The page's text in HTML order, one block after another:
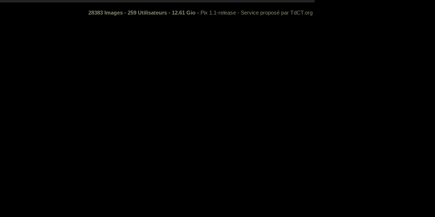
28383 Images - 259 Utilisateurs - 12.61 Gio - Pix 1.1-release - Service proposé par TdCT.org